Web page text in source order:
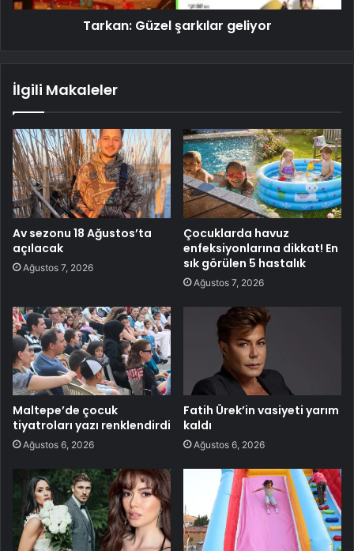
Tarkan: Güzel şarkılar geliyor
İlgili Makaleler
Av sezonu 18 Ağustos’ta
açılacak
Ağustos 7, 2026
Çocuklarda havuz
enfeksiyonlarına dikkat! En
sık görülen 5 hastalık
Ağustos 7, 2026
Maltepe’de çocuk
tiyatroları yazı renklendirdi
Ağustos 6, 2026
Fatih Ürek’in vasiyeti yarım
kaldı
Ağustos 6, 2026